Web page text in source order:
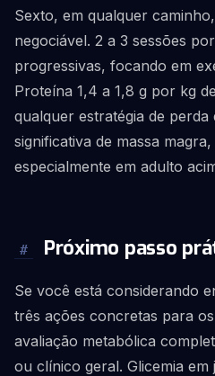
Sexto, em qualquer
negociável. 2 a 3 sessões
progressivas, focando em
Proteína 1,4 a 1,8 g por kg
qualquer estratégia de
significativa de massa
especialmente em adulto
# Próximo passo
Se você está considerando
três ações concretas para
avaliação metabólica
ou clínico geral. Glicemia em